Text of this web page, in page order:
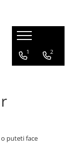
1 2
puteti face